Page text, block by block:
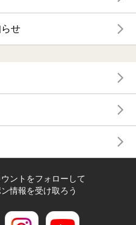
せ
ントをフォローして
情報を受け取ろう